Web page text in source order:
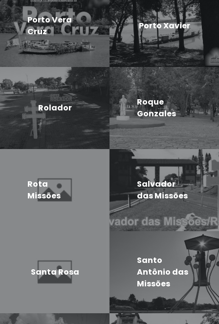
Porto Vera
Cruz
Porto Xavier
Rolador
Roque
Gonzales
Rota
Missões
Salvador
das Missões
Santa Rosa
Santo
Antônio das
Missões